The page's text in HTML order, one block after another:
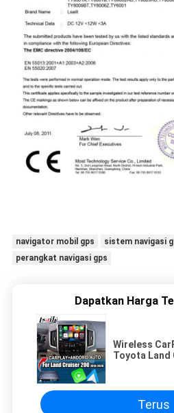
navigator mobil gps
sistem navigasi
perangkat navigasi gps
Dapatkan Harga
Wireless
Toyota Land
Linux
Terus